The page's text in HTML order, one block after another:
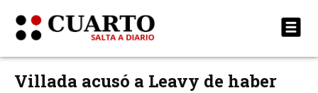
Villada acusó a Leavy de haber